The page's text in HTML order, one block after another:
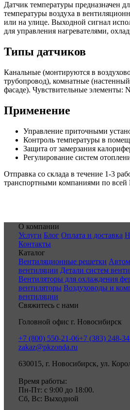
Датчик температуры предназначен
температуры воздуха в
или на улице. Выходной сигнал
для управления нагревателями,
Типы датчиков
Канальные (монтируются в
трубопровод), комнатные
фасаде). Чувствительные элементы:
Применение
Управление приточными
Контроль температуры в
Защита от замерзания
Регулирование систем
Отправка со склада в течение 1-3
транспортными компаниями по всей
О компании
Услуги Блог Оплата и доставка
Контакты
Каталог
Вентиляционные решетки
вентиляции Детали систем
Вентиляторы для охлаждения
вентиляторы Воздуховоды и
вентиляции
Свяжитесь с нами
Головной офис г. Новосибирск
+7 (800) 550-21-06+7 (383) 248-
zakaz@pkzonda.ru
630015, г. Новосибирск, ул.
Время работы:
Пн-Пт: с 9:00 до 18:00.
Сб, Вс: Выходной